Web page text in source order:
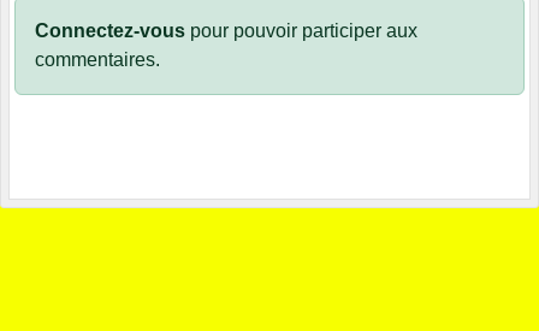
Connectez-vous pour pouvoir participer aux
commentaires.